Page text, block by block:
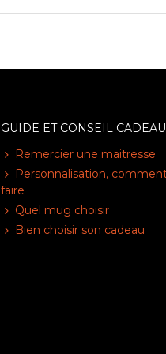
GUIDE ET CONSEIL CADEAU
Remercier une maitresse
Personnalisation,
faire
Quel mug choisir
Bien choisir son cadeau